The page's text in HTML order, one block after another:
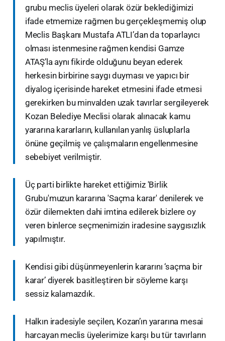
grubu meclis üyeleri olarak özür beklediğimizi
ifade etmemize rağmen bu gerçekleşmemiş olup
Meclis Başkanı Mustafa ATLI’dan da toparlayıcı
olması istenmesine rağmen kendisi Gamze
ATAŞ’la aynı fikirde olduğunu beyan ederek
herkesin birbirine saygı duyması ve yapıcı bir
diyalog içerisinde hareket etmesini ifade etmesi
gerekirken bu minvalden uzak tavırlar sergileyerek
Kozan Belediye Meclisi olarak alınacak kamu
yararına kararların, kullanılan yanlış üsluplarla
önüne geçilmiş ve çalışmaların engellenmesine
sebebiyet verilmiştir.
Üç parti birlikte hareket ettiğimiz 'Birlik
Grubu'muzun kararına 'Saçma karar' denilerek ve
özür dilemekten dahi imtina edilerek bizlere oy
veren binlerce seçmenimizin iradesine saygısızlık
yapılmıştır.
Kendisi gibi düşünmeyenlerin kararını ‘saçma bir
karar’ diyerek basitleştiren bir söyleme karşı
sessiz kalamazdık.
Halkın iradesiyle seçilen, Kozan’ın yararına mesai
harcayan meclis üyelerimize karşı bu tür tavırların